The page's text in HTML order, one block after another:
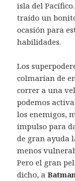
isla del
traído un
ocasión para
habilidades.
Los
colmarían de
correr a una
podemos
los enemigos,
impulso para
de gran ayuda
menos
Pero el gran
dicho, a